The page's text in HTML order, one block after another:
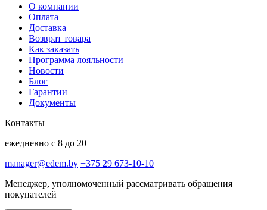
О компании
Оплата
Доставка
Возврат товара
Как заказать
Программа лояльности
Новости
Блог
Гарантии
Документы
Контакты
ежедневно с 8 до 20
manager@edem.by +375 29 673-10-10
Менеджер, уполномоченный рассматривать обращения
покупателей